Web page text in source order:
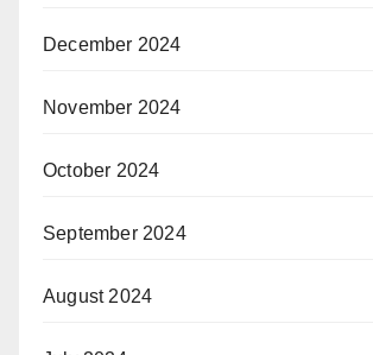
December 2024
November 2024
October 2024
September 2024
August 2024